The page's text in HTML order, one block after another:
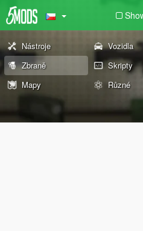
Nástroje Vozidla
Zbraně
Skripty
Mapy
Různé